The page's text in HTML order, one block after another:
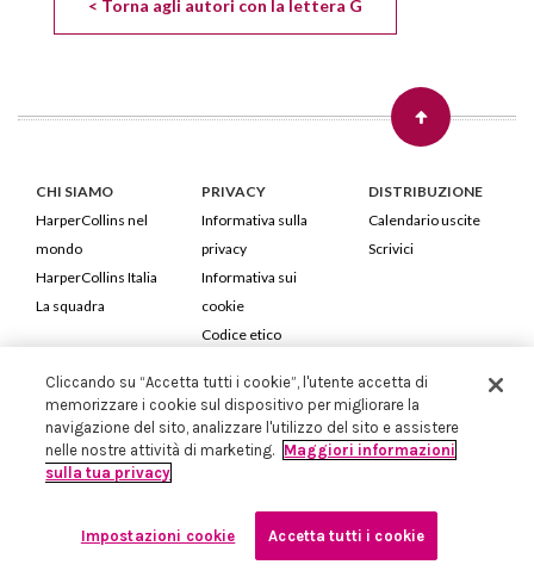
< Torna agli autori con la lettera G
CHI SIAMO
HarperCollins nel
mondo
HarperCollins Italia
La squadra
PRIVACY
Informativa sulla
privacy
Informativa sui
cookie
Codice etico
DISTRIBUZIONE
Calendario uscite
Scrivici
HarperCollins Italia S.p.A. Viale Monte Nero, 84 - 20135 Milano
Cod. Fiscale e P.IVA 05946780151 - Capitale Sociale 258.250 €
Iscritta in Milano al Registro delle imprese nr.198004 e REA nr.1051898
Cliccando su “Accetta tutti i cookie”, l'utente accetta di
memorizzare i cookie sul dispositivo per migliorare la
navigazione del sito, analizzare l'utilizzo del sito e assistere
nelle nostre attività di marketing. Maggiori informazioni
sulla tua privacy
Impostazioni cookie Accetta tutti i cookie